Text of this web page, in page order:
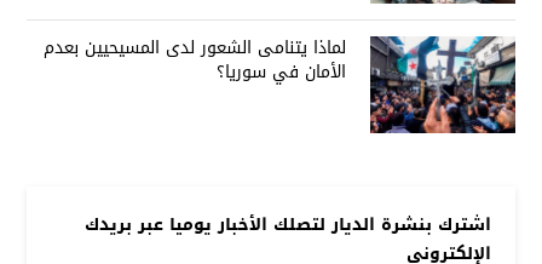
لماذا يتنامى الشعور لدى المسيحيين بعدم
الأمان في سوريا؟
اشترك بنشرة الديار لتصلك الأخبار يوميا عبر بريدك
الإلكتروني